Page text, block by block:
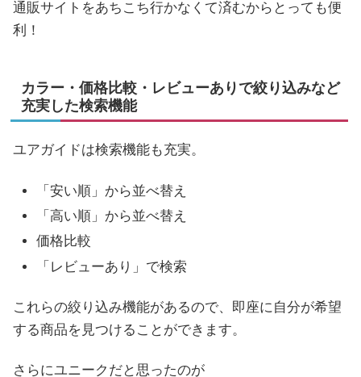
通販サイトをあちこち行かなくて済むからとっても便
利！
カラー・価格比較・レビューありで絞り込みなど
充実した検索機能
ユアガイドは検索機能も充実。
「安い順」から並べ替え
「高い順」から並べ替え
価格比較
「レビューあり」で検索
これらの絞り込み機能があるので、即座に自分が希望
する商品を見つけることができます。
さらにユニークだと思ったのが